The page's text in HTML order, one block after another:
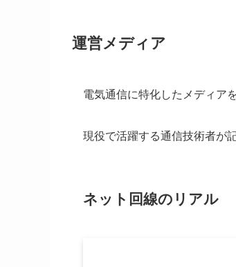
運営メディア
電気通信に特化したメディア
現役で活躍する通信技術者が
ネット回線のリアル